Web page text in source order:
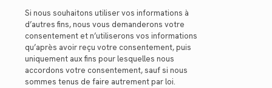
Si nous souhaitons utiliser vos informations à
d’autres fins, nous vous demanderons votre
consentement et n’utiliserons vos informations
qu’après avoir reçu votre consentement, puis
uniquement aux fins pour lesquelles nous
accordons votre consentement, sauf si nous
sommes tenus de faire autrement par loi.